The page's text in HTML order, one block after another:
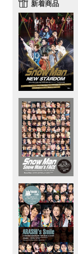
新着商品